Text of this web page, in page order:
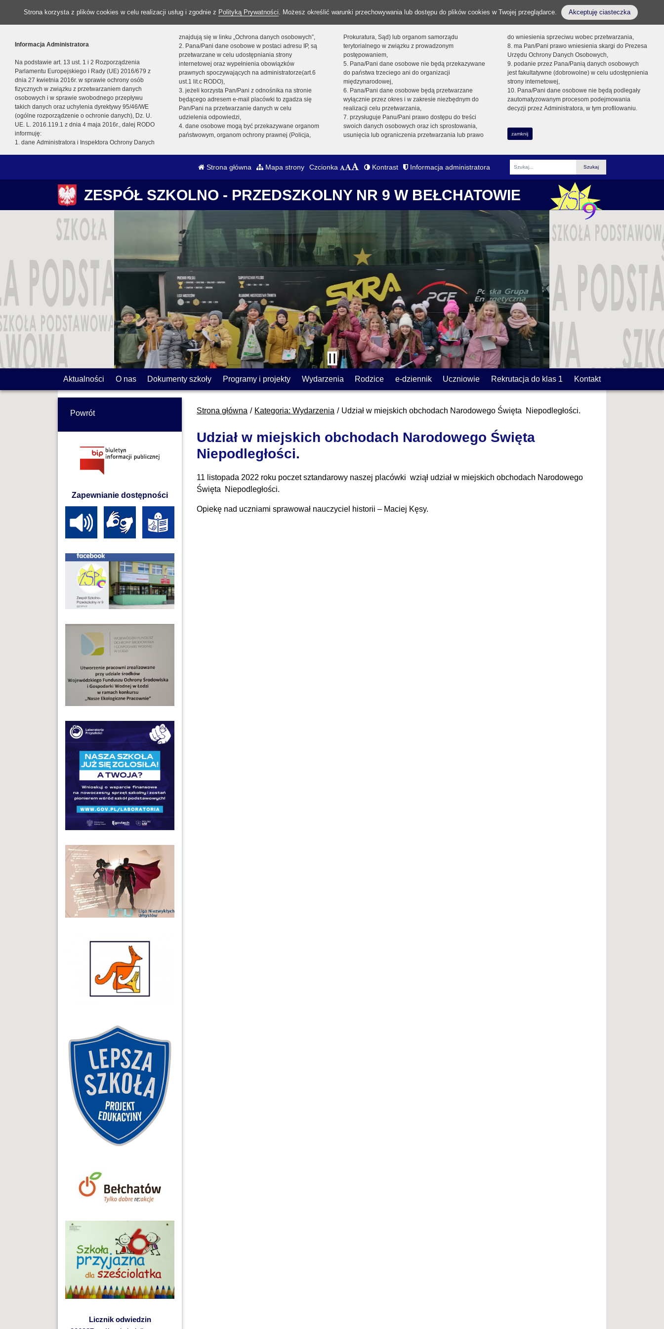
Strona korzysta z plików cookies w celu realizacji usług i zgodnie z Polityką Prywatności. Możesz określić warunki przechowywania lub dostępu do plików cookies w Twojej przeglądarce. Akceptuję ciasteczka
Informacja Administratora
Na podstawie art. 13 ust. 1 i 2 Rozporządzenia
Parlamentu Europejskiego i Rady (UE) 2016/679 z
dnia 27 kwietnia 2016r. w sprawie ochrony osób
fizycznych w związku z przetwarzaniem danych
osobowych i w sprawie swobodnego przepływu
takich danych oraz uchylenia dyrektywy 95/46/WE
(ogólne rozporządzenie o ochronie danych), Dz. U.
UE. L. 2016.119.1 z dnia 4 maja 2016r., dalej RODO
informuję:
1. dane Administratora i Inspektora Ochrony Danych
znajdują się w linku „Ochrona danych osobowych”,
2. Pana/Pani dane osobowe w postaci adresu IP, są
przetwarzane w celu udostępniania strony
internetowej oraz wypełnienia obowiązków
prawnych spoczywających na administratorze(art.6
ust.1 lit.c RODO),
3. jeżeli korzysta Pan/Pani z odnośnika na stronie
będącego adresem e-mail placówki to zgadza się
Pan/Pani na przetwarzanie danych w celu
udzielenia odpowiedzi,
4. dane osobowe mogą być przekazywane organom
państwowym, organom ochrony prawnej (Policja,
Prokuratura, Sąd) lub organom samorządu
terytorialnego w związku z prowadzonym
postępowaniem,
5. Pana/Pani dane osobowe nie będą przekazywane
do państwa trzeciego ani do organizacji
międzynarodowej,
6. Pana/Pani dane osobowe będą przetwarzane
wyłącznie przez okres i w zakresie niezbędnym do
realizacji celu przetwarzania,
7. przysługuje Panu/Pani prawo dostępu do treści
swoich danych osobowych oraz ich sprostowania,
usunięcia lub ograniczenia przetwarzania lub prawo
do wniesienia sprzeciwu wobec przetwarzania,
8. ma Pan/Pani prawo wniesienia skargi do Prezesa
Urzędu Ochrony Danych Osobowych,
9. podanie przez Pana/Panią danych osobowych
jest fakultatywne (dobrowolne) w celu udostępnienia
strony internetowej,
10. Pana/Pani dane osobowe nie będą podlegały
zautomatyzowanym procesom podejmowania
decyzji przez Administratora, w tym profilowaniu.
zamknij
Strona główna Mapa strony Czcionka Kontrast Informacja administratora
Fraza
ZESPÓŁ SZKOLNO - PRZEDSZKOLNY NR 9 W BEŁCHATOWIE
Aktualności O nas Dokumenty szkoły Programy i projekty Wydarzenia Rodzice e-dziennik Uczniowie Rekrutacja do klas 1 Kontakt
Strona główna Kategoria: Wydarzenia Udział w miejskich obchodach Narodowego Święta Niepodległości.
Udział w miejskich obchodach Narodowego Święta
Niepodległości.
11 listopada 2022 roku poczet sztandarowy naszej placówki wziął udział w miejskich obchodach Narodowego
Święta Niepodległości.
Opiekę nad uczniami sprawował nauczyciel historii – Maciej Kęsy.
Powrót
Zapewnianie dostępności
Licznik odwiedzin